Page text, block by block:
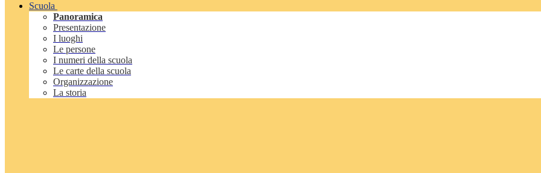
Scuola
Panoramica
Presentazione
I luoghi
Le persone
I numeri della scuola
Le carte della scuola
Organizzazione
La storia